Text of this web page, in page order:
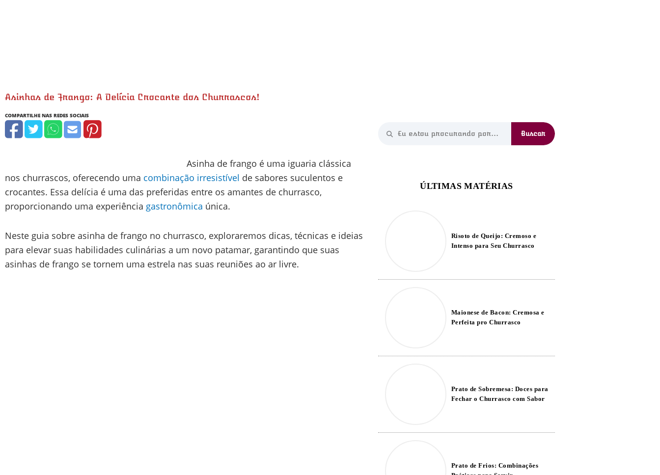
Asinhas de Frango: A Delícia Crocante dos Churrascos!
Asinha de frango é uma iguaria clássica
nos churrascos, oferecendo uma combinação irresistível de sabores suculentos e
crocantes. Essa delícia é uma das preferidas entre os amantes de churrasco,
proporcionando uma experiência gastronômica única.
Neste guia sobre asinha de frango no churrasco, exploraremos dicas, técnicas e ideias
para elevar suas habilidades culinárias a um novo patamar, garantindo que suas
asinhas de frango se tornem uma estrela nas suas reuniões ao ar livre.
minutos
Risoto de Queijo: Cremoso e
Intenso para Seu Churrasco
Maionese de Bacon: Cremosa e
Perfeita pro Churrasco
Prato de Sobremesa: Doces para
Fechar o Churrasco com Sabor
Prato de Frios: Combinações